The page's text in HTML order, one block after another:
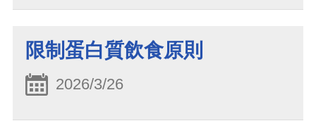
限制蛋白質飲食原則
2026/3/26